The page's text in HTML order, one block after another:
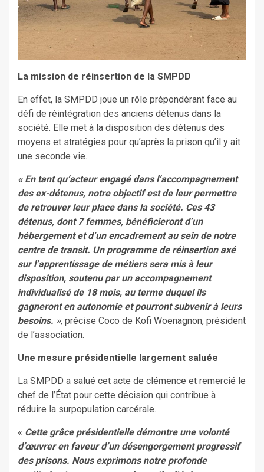
La mission de réinsertion de la SMPDD
En effet, la SMPDD joue un rôle prépondérant face au
défi de réintégration des anciens détenus dans la
société. Elle met à la disposition des détenus des
moyens et stratégies pour qu’après la prison qu’il y ait
une seconde vie.
« En tant qu’acteur engagé dans l’accompagnement
des ex-détenus, notre objectif est de leur permettre
de retrouver leur place dans la société. Ces 43
détenus, dont 7 femmes, bénéficieront d’un
hébergement et d’un encadrement au sein de notre
centre de transit. Un programme de réinsertion axé
sur l’apprentissage de métiers sera mis à leur
disposition, soutenu par un accompagnement
individualisé de 18 mois, au terme duquel ils
gagneront en autonomie et pourront subvenir à leurs
besoins. », précise Coco de Kofi Woenagnon, président
de l’association.
Une mesure présidentielle largement saluée
La SMPDD a salué cet acte de clémence et remercié le
chef de l’État pour cette décision qui contribue à
réduire la surpopulation carcérale.
« Cette grâce présidentielle démontre une volonté
d’œuvrer en faveur d’un désengorgement progressif
des prisons. Nous exprimons notre profonde